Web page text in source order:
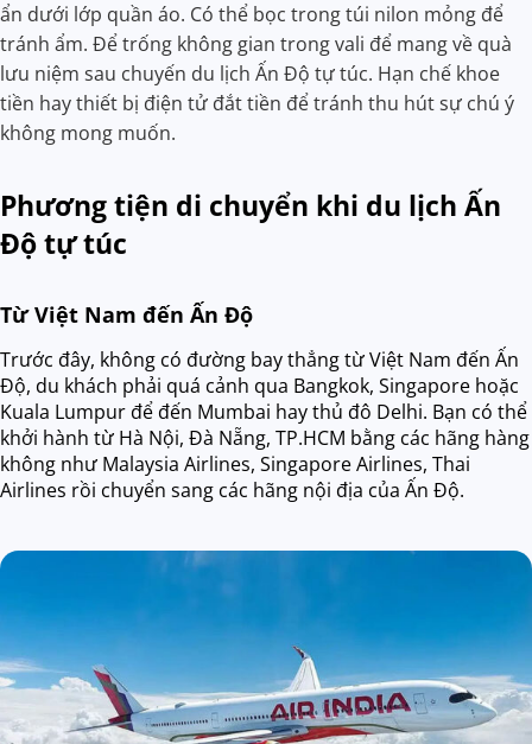
ẩn dưới lớp quần áo. Có thể bọc trong túi nilon mỏng để
tránh ẩm. Để trống không gian trong vali để mang về quà
lưu niệm sau chuyến du lịch Ấn Độ tự túc. Hạn chế khoe
tiền hay thiết bị điện tử đắt tiền để tránh thu hút sự chú ý
không mong muốn.
Phương tiện di chuyển khi du lịch Ấn
Độ tự túc
Từ Việt Nam đến Ấn Độ
Trước đây, không có đường bay thẳng từ Việt Nam đến Ấn
Độ, du khách phải quá cảnh qua Bangkok, Singapore hoặc
Kuala Lumpur để đến Mumbai hay thủ đô Delhi. Bạn có thể
khởi hành từ Hà Nội, Đà Nẵng, TP.HCM bằng các hãng hàng
không như Malaysia Airlines, Singapore Airlines, Thai
Airlines rồi chuyển sang các hãng nội địa của Ấn Độ.